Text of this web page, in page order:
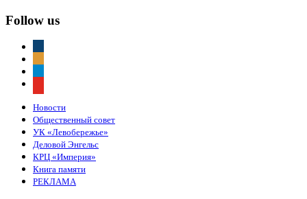
Follow us
Новости
Общественный совет
УК «Левобережье»
Деловой Энгельс
КРЦ «Империя»
Книга памяти
РЕКЛАМА